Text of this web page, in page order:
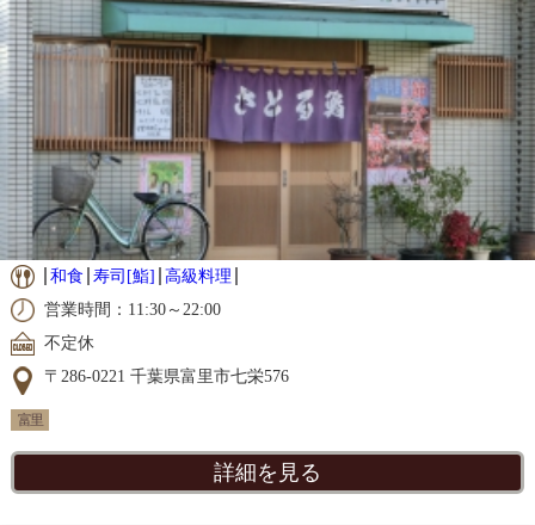
和食 寿司[鮨]
高級料理
営業時間：11:30～22:00
不定休
〒286-0221 千葉県富里市七栄576
富里
詳細を見る